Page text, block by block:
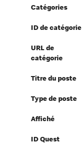
Catégories
ID de catégorie
URL de
catégorie
Titre du poste
Type de poste
Affiché
ID Quest